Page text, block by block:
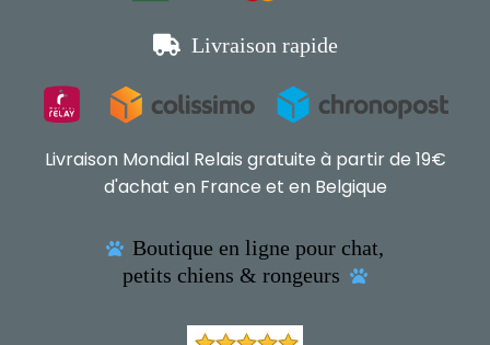
 Livraison rapide
Livraison Mondial Relais gratuite à partir de 19€
d'achat en France et en Belgique
 Boutique en ligne pour chat,
petits chiens & rongeurs
